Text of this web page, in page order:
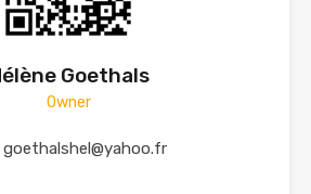
Goethals
Owner
goethalshel@yahoo.fr